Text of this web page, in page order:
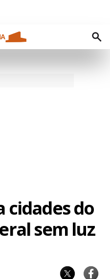
cidades do
sem luz